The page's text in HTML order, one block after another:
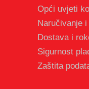
Opći uvjeti
Naručivanje
Dostava i
Sigurnost
Zaštita